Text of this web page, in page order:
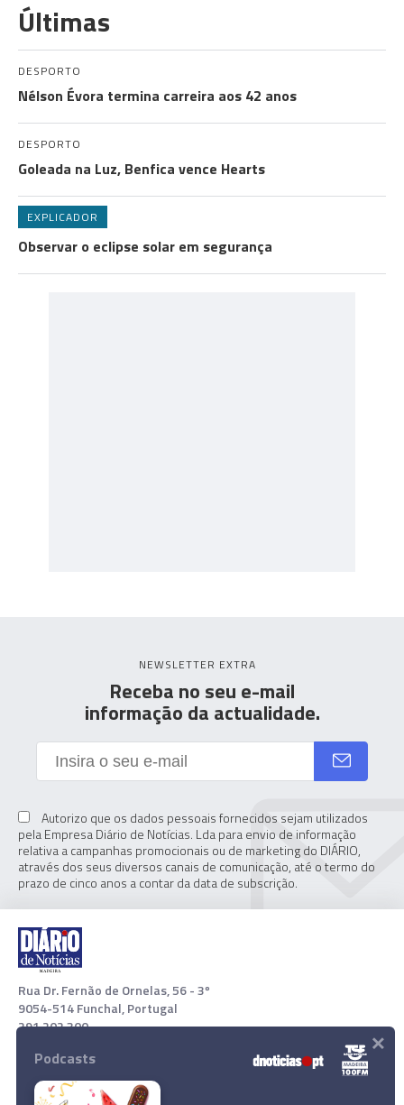
Últimas
DESPORTO
Nélson Évora termina carreira aos 42 anos
DESPORTO
Goleada na Luz, Benfica vence Hearts
EXPLICADOR
Observar o eclipse solar em segurança
NEWSLETTER EXTRA
Receba no seu e-mail
informação da actualidade.
Autorizo que os dados pessoais fornecidos sejam utilizados
pela Empresa Diário de Notícias. Lda para envio de informação
relativa a campanhas promocionais ou de marketing do DIÁRIO,
através dos seus diversos canais de comunicação, até o termo do
prazo de cinco anos a contar da data de subscrição.
Rua Dr. Fernão de Ornelas, 56 - 3º
9054-514 Funchal, Portugal
291 202 300
Download App
Podcasts ×